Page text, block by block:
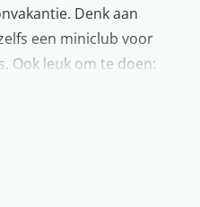
Denk aan
een miniclub voor
Ook leuk om te doen:
worden regelmatig